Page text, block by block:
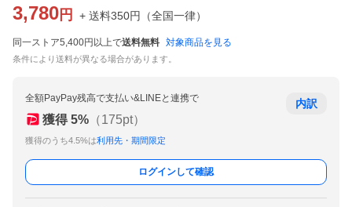
3,780 円 + 送料350円 （全国一律）
同一ストア5,400円以上で送料無料 対象商品を見る
条件により送料が異なる場合があります。
全額PayPay残高で支払い&LINEと連携で
獲得 5% （175pt）
獲得のうち4.5%は利用先・期間限定
内訳
ログインして確認